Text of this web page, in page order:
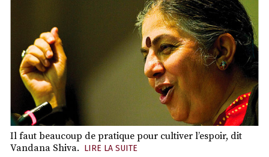
Il faut beaucoup de pratique pour cultiver l’espoir, dit
Vandana Shiva. LIRE LA SUITE